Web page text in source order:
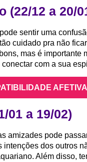
(22/12 a 20/
sentir uma
cuidado pra não
mas é importante
conectar com a sua
01 a 19/02)
amizades pode
intenções dos outros
Além disso,